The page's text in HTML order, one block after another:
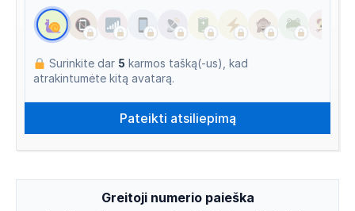
Surinkite dar 5 karmos tašką(-us), kad
atrakintumėte kitą avatarą.
Greitoji numerio paieška